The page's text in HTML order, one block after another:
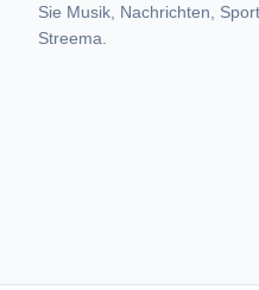
Sie Musik, Nachrichten,
Streema.